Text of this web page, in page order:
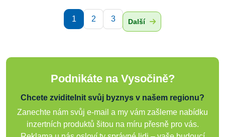
1 2 3 Další
Podnikáte na Vysočině?
Chcete zviditelnit svůj byznys v našem regionu?
Zanechte nám svůj e-mail a my vám zašleme nabídku
inzertních produktů šitou na míru přesně pro vás.